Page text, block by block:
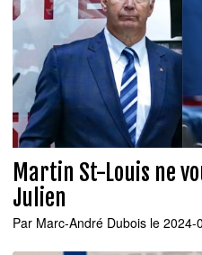
Martin St-Louis ne
Julien
Par Marc-André Dubois le 2024-